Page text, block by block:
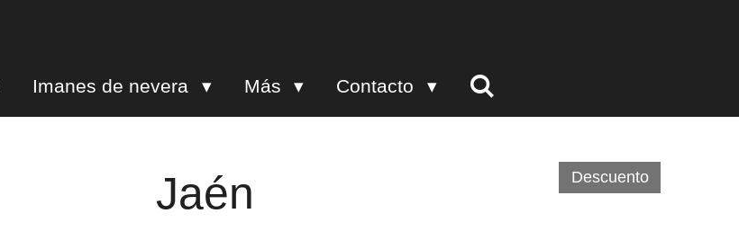
Imanes de nevera Más Contacto
Jaén Descuento